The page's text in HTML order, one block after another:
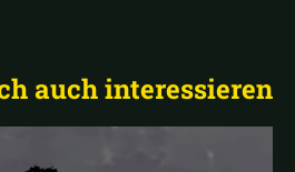
auch interessieren